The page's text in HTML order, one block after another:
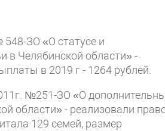
548-ЗО «О статусе и
в Челябинской области» -
в 2019 г - 1264 рублей.
№251-ЗО «О
области» - реализовали
129 семей, размер